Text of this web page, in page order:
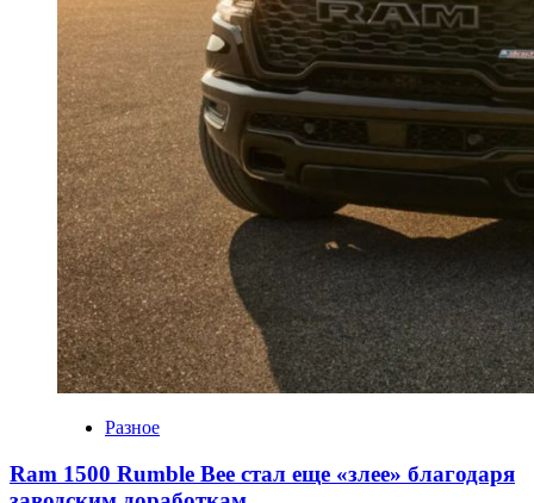
Разное
Ram 1500 Rumble Bee стал еще «злее» благодаря